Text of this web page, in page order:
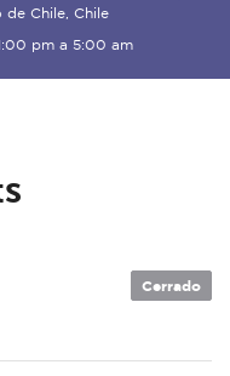
Chile, Chile
pm a 5:00 am
Cerrado